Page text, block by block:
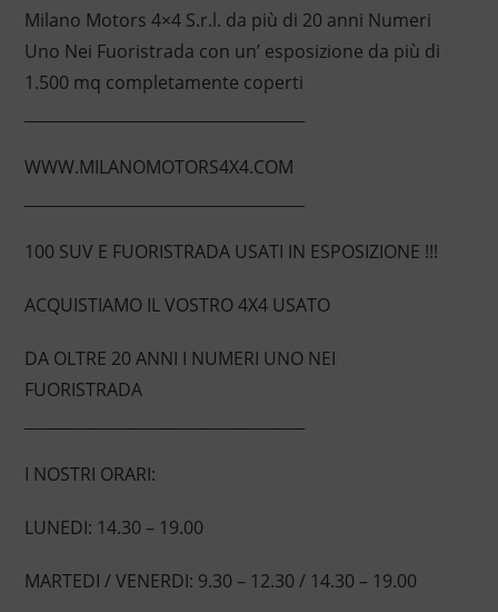
Milano Motors 4×4 S.r.l. da più di 20 anni Numeri
Uno Nei Fuoristrada con un’ esposizione da più di
1.500 mq completamente coperti
WWW.MILANOMOTORS4X4.COM
100 SUV E FUORISTRADA USATI IN ESPOSIZIONE !!!
ACQUISTIAMO IL VOSTRO 4X4 USATO
DA OLTRE 20 ANNI I NUMERI UNO NEI
FUORISTRADA
I NOSTRI ORARI:
LUNEDI: 14.30 – 19.00
MARTEDI / VENERDI: 9.30 – 12.30 / 14.30 – 19.00